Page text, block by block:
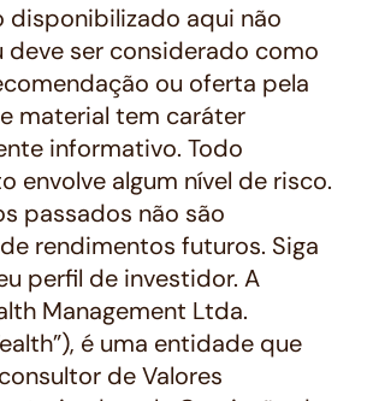
disponibilizado aqui não
ser considerado como
ou oferta pela
material tem caráter
informativo. Todo
envolve algum nível de risco.
passados não são
rendimentos futuros. Siga
perfil de investidor. A
Management Ltda.
é uma entidade que
de Valores